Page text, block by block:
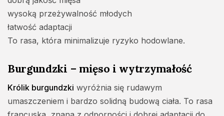
wysoką przeżywalność młodych
łatwość adaptacji
To rasa, która minimalizuje ryzyko hodowlane.
Burgundzki – mięso i wytrzymałość
Królik burgundzki wyróżnia się rudawym
umaszczeniem i bardzo solidną budową ciała. To rasa